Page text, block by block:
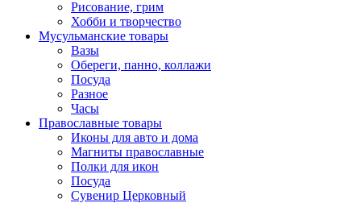
Рисование, грим
Хобби и творчество
Мусульманские товары
Вазы
Обереги, панно, коллажи
Посуда
Разное
Часы
Православные товары
Иконы для авто и дома
Магниты православные
Полки для икон
Посуда
Сувенир Церковный